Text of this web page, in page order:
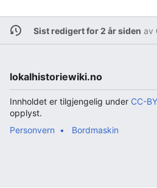
Sist redigert for 2 år siden av
lokalhistoriewiki.no
Innholdet er tilgjengelig under CC-
opplyst.
Personvern
Bordmaskin